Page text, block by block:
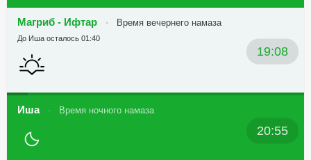
Магриб - Ифтар Время вечернего намаза
19:08
До Иша осталось 01:40
Иша Время ночного намаза
20:55